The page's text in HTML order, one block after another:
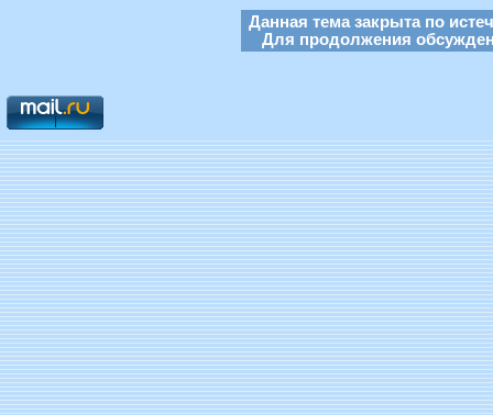
Данная тема закрыта по
Для продолжения